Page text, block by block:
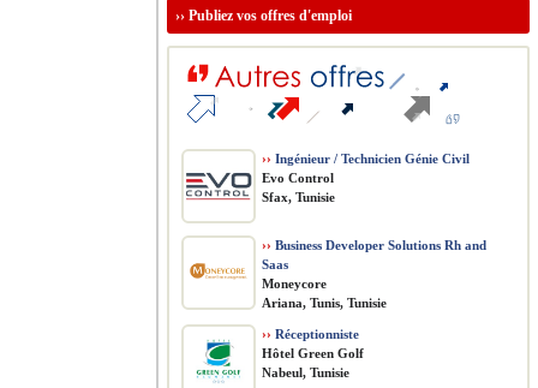
›› Publiez vos offres d'emploi
›› Ingénieur / Technicien Génie Civil
Evo Control
Sfax, Tunisie
›› Business Developer Solutions Rh and
Saas
Moneycore
Ariana, Tunis, Tunisie
›› Réceptionniste
Hôtel Green Golf
Nabeul, Tunisie